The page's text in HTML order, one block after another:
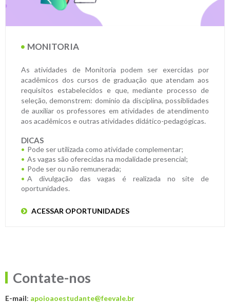
MONITORIA
As atividades de Monitoria podem ser exercidas por
acadêmicos dos cursos de graduação que atendam aos
requisitos estabelecidos e que, mediante processo de
seleção, demonstrem: domínio da disciplina, possiblidades
de auxiliar os professores em atividades de atendimento
aos acadêmicos e outras atividades didático-pedagógicas.
DICAS
Pode ser utilizada como atividade complementar;
As vagas são oferecidas na modalidade presencial;
Pode ser ou não remunerada;
A divulgação das vagas é realizada no site de
oportunidades.
ACESSAR OPORTUNIDADES
Contate-nos
E-mail: apoioaoestudante@feevale.br